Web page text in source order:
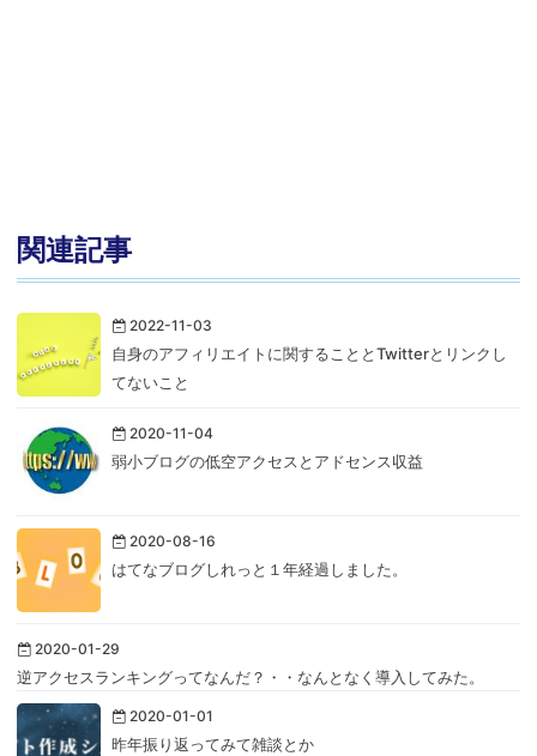
関連記事
2022-11-03
自身のアフィリエイトに関することとTwitterとリンクし
てないこと
2020-11-04
弱小ブログの低空アクセスとアドセンス収益
2020-08-16
はてなブログしれっと１年経過しました。
2020-01-29
逆アクセスランキングってなんだ？・・なんとなく導入してみた。
2020-01-01
昨年振り返ってみて雑談とか